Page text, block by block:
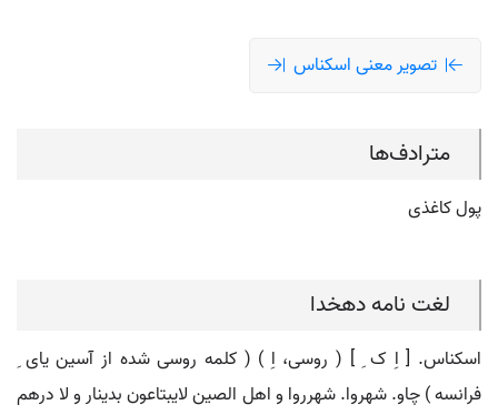
تصویر معنی اسکناس
مترادف‌ها
پول کاغذی
لغت نامه دهخدا
اسکناس. [ اِ ک ِ ] ( روسی، اِ ) ( کلمه روسی شده از آسین یای ِ
فرانسه ) چاو. شهروا. شهرروا و اهل الصین لایبتاعون بدینار و لا درهم